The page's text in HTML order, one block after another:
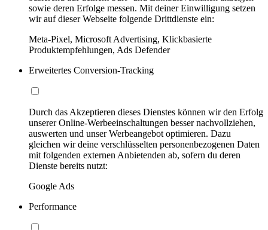
sowie deren Erfolge messen. Mit deiner Einwilligung setzen
wir auf dieser Webseite folgende Drittdienste ein:
Meta-Pixel, Microsoft Advertising, Klickbasierte
Produktempfehlungen, Ads Defender
Erweitertes Conversion-Tracking
Durch das Akzeptieren dieses Dienstes können wir den Erfolg
unserer Online-Werbeeinschaltungen besser nachvollziehen,
auswerten und unser Werbeangebot optimieren. Dazu
gleichen wir deine verschlüsselten personenbezogenen Daten
mit folgenden externen Anbietenden ab, sofern du deren
Dienste bereits nutzt:
Google Ads
Performance